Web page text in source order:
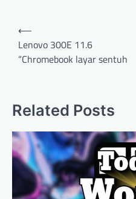
Post
navigation
⟵
Lenovo 300E 11.6
“Chromebook layar sentuh
Related Posts